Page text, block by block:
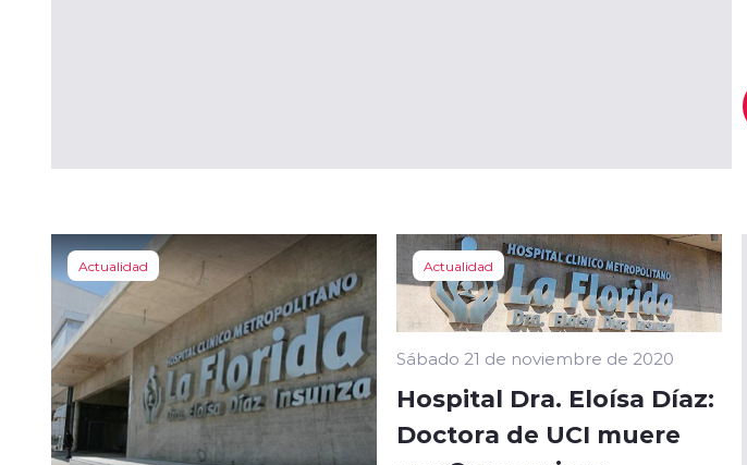
Actualidad Actualidad
Sábado 21 de noviembre de 2020
Hospital Dra. Eloísa Díaz:
Doctora de UCI muere